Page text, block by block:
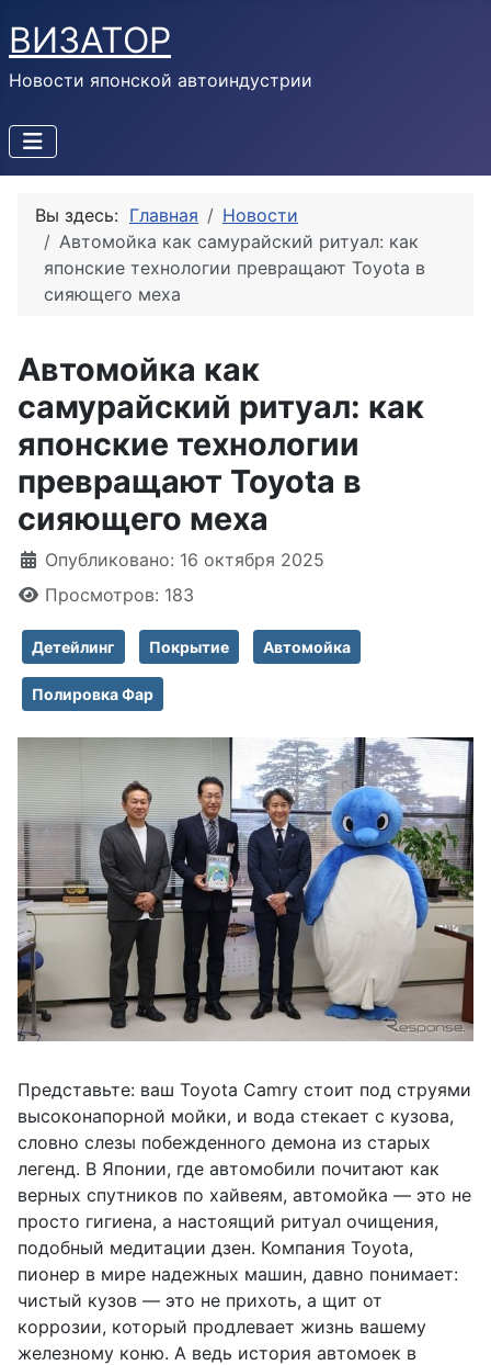
ВИЗАТОР
Новости японской автоиндустрии
Вы здесь: Главная
Новости
Автомойка как самурайский ритуал: как
японские технологии превращают Toyota в
сияющего меха
Автомойка как
самурайский ритуал: как
японские технологии
превращают Toyota в
сияющего меха
Информация о материале
Опубликовано: 16 октября 2025
Просмотров: 183
Детейлинг Покрытие Автомойка
Полировка Фар
Представьте: ваш Toyota Camry стоит под струями
высоконапорной мойки, и вода стекает с кузова,
словно слезы побежденного демона из старых
легенд. В Японии, где автомобили почитают как
верных спутников по хайвеям, автомойка — это не
просто гигиена, а настоящий ритуал очищения,
подобный медитации дзен. Компания Toyota,
пионер в мире надежных машин, давно понимает:
чистый кузов — это не прихоть, а щит от
коррозии, который продлевает жизнь вашему
железному коню. А ведь история автомоек в